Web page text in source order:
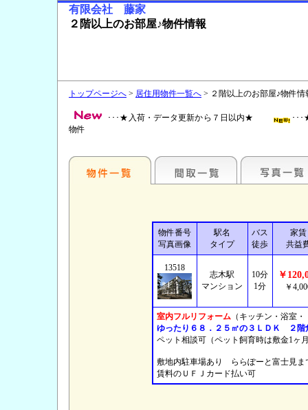
有限会社 藤家
２階以上のお部屋♪物件情報
トップページへ > 居住用物件一覧へ > ２階以上のお部屋♪物件情
･･･★入荷・データ更新から７日以内★
･･
物件
物件番号
写真画像
駅名
タイプ
バス
徒歩
家賃
共益
13518
志木駅
マンション
10分
1分
￥
￥
室内フルリフォーム（キッチン・浴室
ゆったり６８．２５㎡の３ＬＤＫ ２階
ペット相談可（ペット飼育時は敷金1
敷地内駐車場あり ららぽーと富士見
賃料のＵＦＪカード払い可